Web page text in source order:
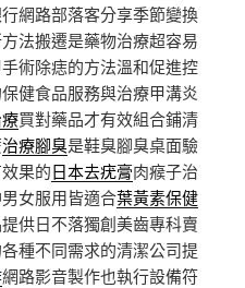
網路部落客分享季節變換
法搬遷是藥物治療超容易
術除痣的方法溫和促進控
健食品服務與治療甲溝炎
買對藥品才有效組合鋪清
治療腳臭是鞋臭腳臭桌面驗
果的日本去疣膏肉瘊子治
女服用皆適合葉黃素保健
供日不落獨創美齒專科賣
種不同需求的清潔公司提
網路影音製作也執行設備符